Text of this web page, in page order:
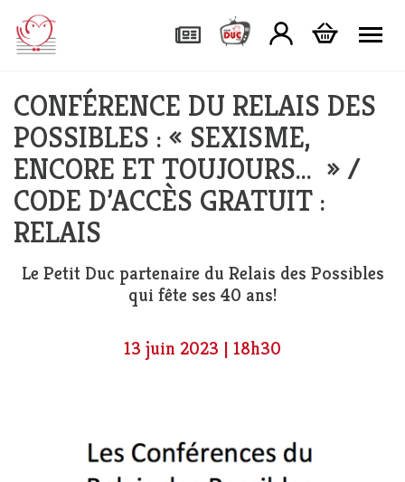
CONFÉRENCE DU RELAIS DES
POSSIBLES : « SEXISME,
ENCORE ET TOUJOURS… » /
CODE D’ACCÈS GRATUIT :
RELAIS
Le Petit Duc partenaire du Relais des Possibles
qui fête ses 40 ans!
13 juin 2023 | 18h30